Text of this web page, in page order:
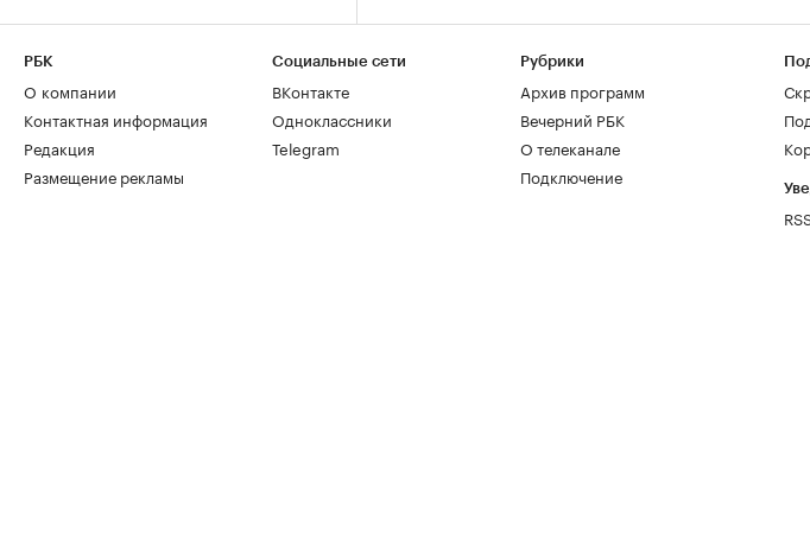
РБК
О компании
Контактная информация
Редакция
Размещение рекламы
Социальные сети
ВКонтакте
Одноклассники
Telegram
Рубрики
Архив программ
Вечерний РБК
О телеканале
Подключение